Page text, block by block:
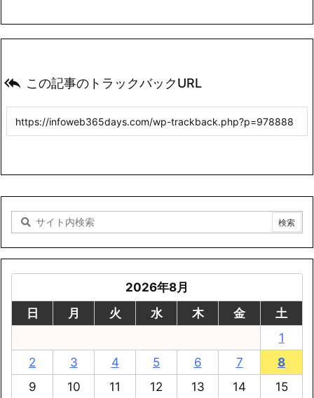
 この記事のトラックバックURL
2026年8月
日
月 火 水 木 金
土
1
2
3 4 5 6 7
8
9
10 11 12 13 14
15